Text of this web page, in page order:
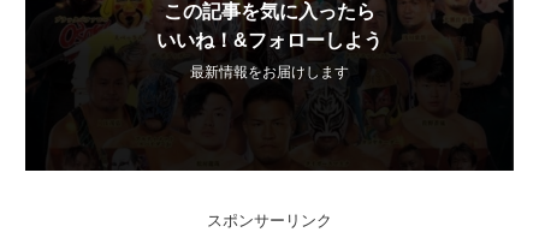
この記事を気に入ったら
いいね！&フォローしよう
最新情報をお届けします
スポンサーリンク